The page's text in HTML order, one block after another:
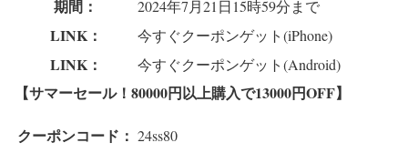
期間： 2024年7月21日15時59分まで
LINK： 今すぐクーポンゲット(iPhone)
LINK： 今すぐクーポンゲット(Android)
【サマーセール！80000円以上購入で13000円OFF】
クーポンコード： 24ss80